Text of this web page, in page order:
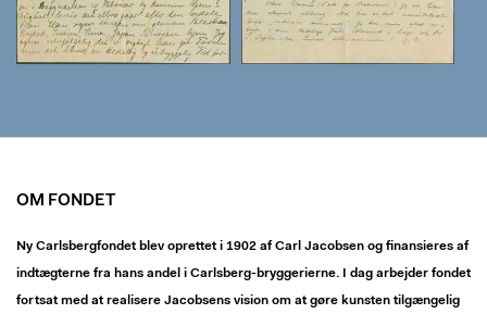
OM FONDET
Ny Carlsbergfondet blev oprettet i 1902 af Carl Jacobsen og finansieres af
indtægterne fra hans andel i Carlsberg-bryggerierne. I dag arbejder fondet
fortsat med at realisere Jacobsens vision om at gøre kunsten tilgængelig